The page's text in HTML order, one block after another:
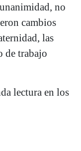
no
cambios
las
de trabajo
lectura en los